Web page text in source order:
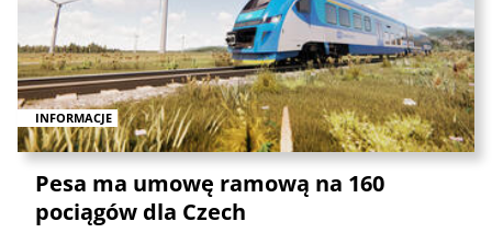
INFORMACJE
Pesa ma umowę ramową na 160
pociągów dla Czech